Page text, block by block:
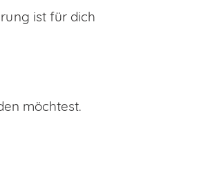
ist für dich
möchtest.